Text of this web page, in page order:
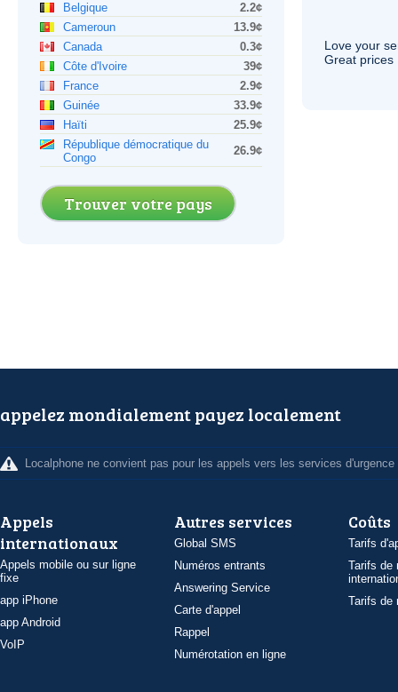
Belgique
2.2¢
Cameroun
13.9¢
Canada
0.3¢
Côte d'Ivoire
39¢
France
2.9¢
Guinée
33.9¢
Haïti
25.9¢
République démocratique du
Congo
26.9¢
Trouver votre pays
Love your
Great prices
appelez mondialement payez localement
Localphone ne convient pas pour les appels vers les services d'urgence
Appels
internationaux
Appels mobile ou sur ligne
fixe
app iPhone
app Android
VoIP
Autres services
Global SMS
Numéros entrants
Answering Service
Carte d'appel
Rappel
Numérotation en ligne
Coûts
Tarifs
Tarifs de
Tarifs de